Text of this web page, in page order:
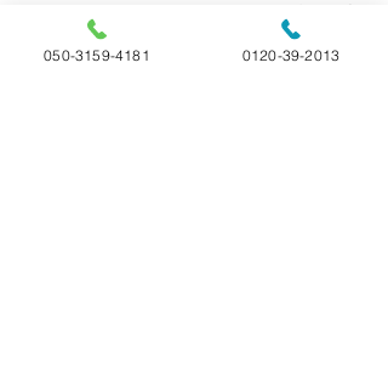
最新記事
050-3159-4181 0120-39-2013